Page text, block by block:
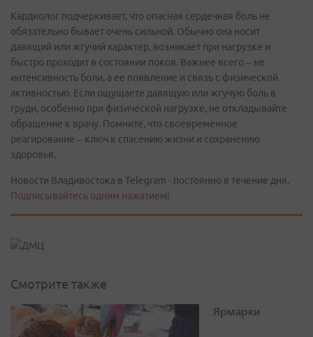
Кардиолог подчеркивает, что опасная сердечная боль не
обязательно бывает очень сильной. Обычно она носит
давящий или жгучий характер, возникает при нагрузке и
быстро проходит в состоянии покоя. Важнее всего – не
интенсивность боли, а ее появление и связь с физической
активностью. Если ощущаете давящую или жгучую боль в
груди, особенно при физической нагрузке, не откладывайте
обращение к врачу. Помните, что своевременное
реагирование – ключ к спасению жизни и сохранению
здоровья.
Новости Владивостока в Telegram - постоянно в течение дня.
Подписывайтесь одним нажатием!
Смотрите также
Ярмарки